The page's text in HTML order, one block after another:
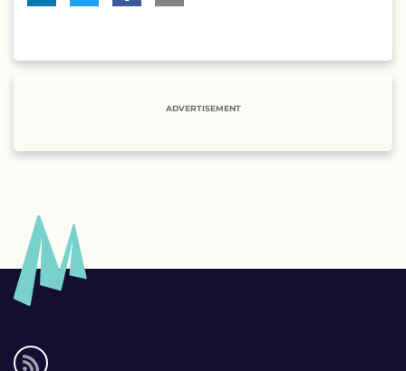
ADVERTISEMENT
Social